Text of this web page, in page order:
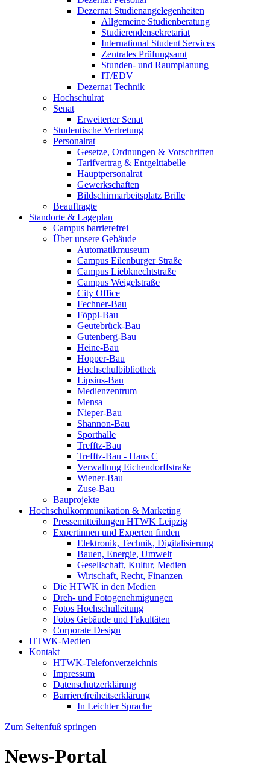
Dezernat Studienangelegenheiten
Allgemeine Studienberatung
Studierendensekretariat
International Student Services
Zentrales Prüfungsamt
Stunden- und Raumplanung
IT/EDV
Dezernat Technik
Hochschulrat
Senat
Erweiterter Senat
Studentische Vertretung
Personalrat
Gesetze, Ordnungen & Vorschriften
Tarifvertrag & Entgelttabelle
Hauptpersonalrat
Gewerkschaften
Bildschirmarbeitsplatz Brille
Beauftragte
Standorte & Lageplan
Campus barrierefrei
Über unsere Gebäude
Automatikmuseum
Campus Eilenburger Straße
Campus Liebknechtstraße
Campus Weigelstraße
City Office
Fechner-Bau
Föppl-Bau
Geutebrück-Bau
Gutenberg-Bau
Heine-Bau
Hopper-Bau
Hochschulbibliothek
Lipsius-Bau
Medienzentrum
Mensa
Nieper-Bau
Shannon-Bau
Sporthalle
Trefftz-Bau
Trefftz-Bau - Haus C
Verwaltung Eichendorffstraße
Wiener-Bau
Zuse-Bau
Bauprojekte
Hochschulkommunikation & Marketing
Pressemitteilungen HTWK Leipzig
Expertinnen und Experten finden
Elektronik, Technik, Digitalisierung
Bauen, Energie, Umwelt
Gesellschaft, Kultur, Medien
Wirtschaft, Recht, Finanzen
Die HTWK in den Medien
Dreh- und Fotogenehmigungen
Fotos Hochschulleitung
Fotos Gebäude und Fakultäten
Corporate Design
HTWK-Medien
Kontakt
HTWK-Telefonverzeichnis
Impressum
Datenschutzerklärung
Barrierefreiheitserklärung
In Leichter Sprache
Zum Seitenfuß springen
News-Portal